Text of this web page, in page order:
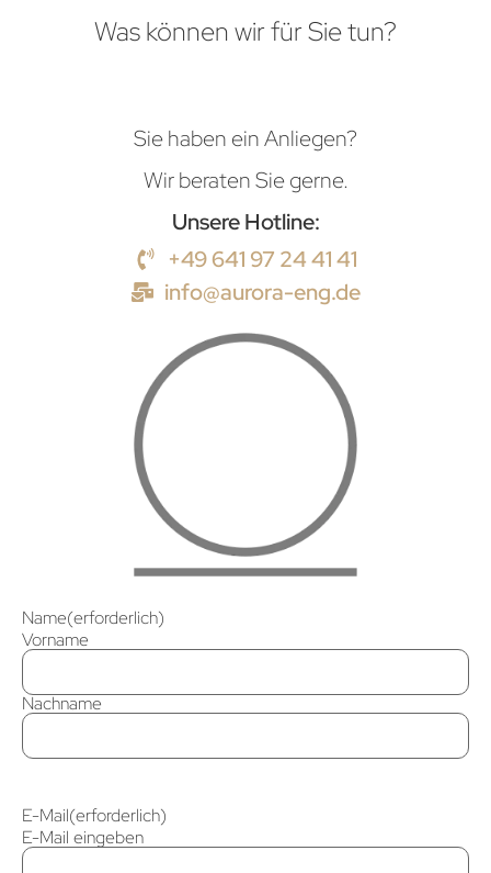
Was können wir für Sie tun?
Sie haben ein Anliegen?
Wir beraten Sie gerne.
Unsere Hotline:
+49 641 97 24 41 41
info@aurora-eng.de
Name(erforderlich)
Vorname
Nachname
E-Mail(erforderlich)
E-Mail eingeben